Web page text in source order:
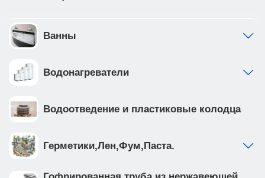
Ванны
Водонагреватели
Водоотведение и пластиковые колодца
Герметики,Лен,Фум,Паста.